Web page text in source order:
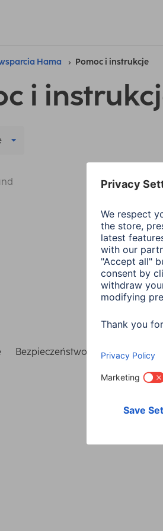
Hama Pomoc i instrukcje
i
Bezpieczeństwo i ochrona